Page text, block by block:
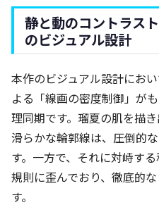
静と動のコントラス
のビジュアル設計
本作のビジュアル設計にお
よる「線画の密度制御」が
理同期です。瑠夏の肌を描
滑らかな輪郭線は、圧倒的
す。一方で、それに対峙す
規則に歪んでおり、徹底的
す。